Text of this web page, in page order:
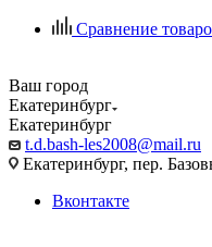
Сравнение
Ваш город
Екатеринбург
Екатеринбург
t.d.bash-les2008@mail.ru
Екатеринбург, пер.
Вконтакте